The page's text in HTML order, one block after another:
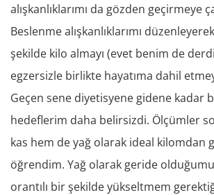
alışkanlıklarımı da gözden geçirmeye
Beslenme alışkanlıklarımı
şekilde kilo almayı (evet benim de
egzersizle birlikte hayatıma dahil
Geçen sene diyetisyene gidene kadar
hedeflerim daha belirsizdi. Ölçümler
kas hem de yağ olarak ideal kilomdan
öğrendim. Yağ olarak geride
orantılı bir şekilde yükseltmem